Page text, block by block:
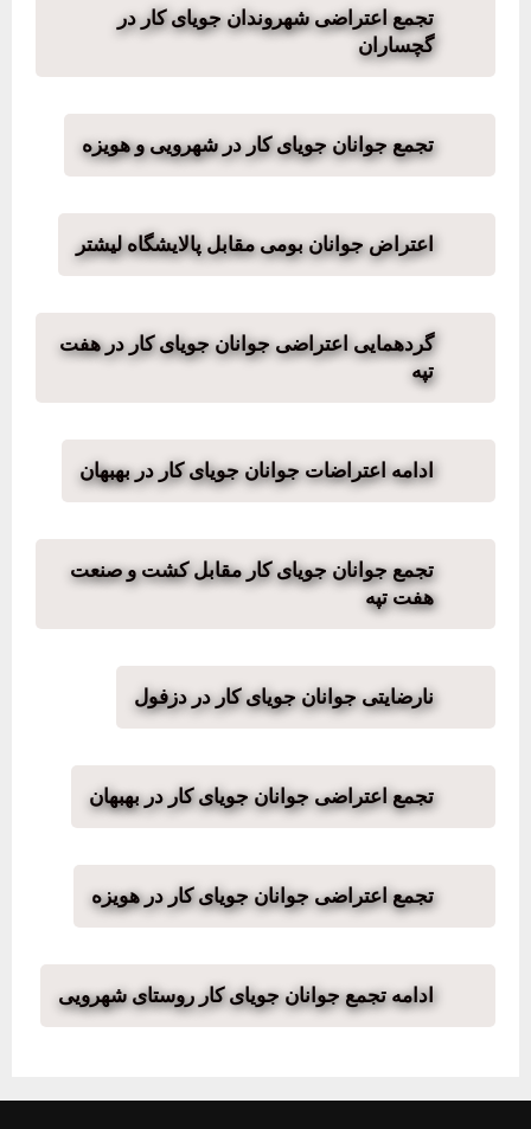
تجمع اعتراضی شهروندان جویای کار در
گچساران
تجمع جوانان جویای کار در شهرویی و هویزه
اعتراض جوانان بومی مقابل پالایشگاه لیشتر
گردهمایی اعتراضی جوانان جویای کار در هفت
تپه
ادامه اعتراضات جوانان جویای کار در بهبهان
تجمع جوانان جویای کار مقابل کشت و صنعت
هفت تپه
نارضایتی جوانان جویای کار در دزفول
تجمع اعتراضی جوانان جویای کار در بهبهان
تجمع اعتراضی جوانان جویای کار در هویزه
ادامه تجمع جوانان جویای کار روستای شهرویی